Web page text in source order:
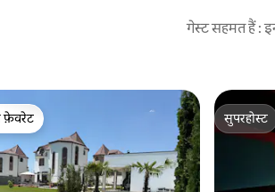
गेस्ट सहमत हैं :
फ़ेवरेट
फ़ेवरेट
सुपरहोस्ट
सुपरहोस्ट